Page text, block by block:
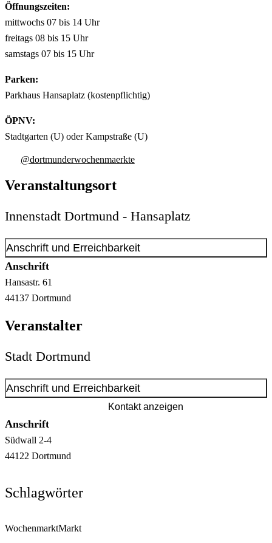
Öffnungszeiten:
mittwochs 07 bis 14 Uhr
freitags 08 bis 15 Uhr
samstags 07 bis 15 Uhr
Parken:
Parkhaus Hansaplatz (kostenpflichtig)
ÖPNV:
Stadtgarten (U) oder Kampstraße (U)
@dortmunderwochenmaerkte
Veranstaltungsort
Innenstadt Dortmund - Hansaplatz
Anschrift und Erreichbarkeit
Anschrift
Hansastr. 61
44137 Dortmund
Veranstalter
Stadt Dortmund
Anschrift und Erreichbarkeit
Kontakt anzeigen
Anschrift
Südwall 2-4
44122 Dortmund
Schlagwörter
WochenmarktMarkt